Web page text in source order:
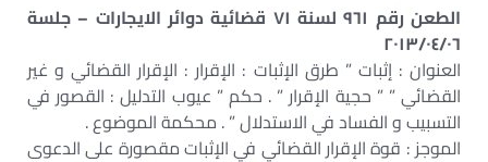
الطعن رقم ٩٦١ لسنة ٧١ قضائية دوائر الايجارات – جلسة
٢٠١٣/٠٤/٠٦
العنوان : إثبات ” طرق الإثبات : الإقرار : الإقرار القضائي و غير
القضائي ” ” حجية الإقرار ” . حكم ” عيوب التدليل : القصور في
التسبيب و الفساد في الاستدلال ” . محكمة الموضوع .
الموجز : قوة الإقرار القضائي في الإثبات مقصورة على الدعوى